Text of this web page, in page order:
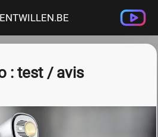
: test / avis